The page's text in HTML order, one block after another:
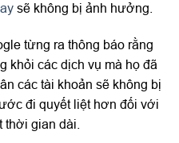
sẽ không bị ảnh hưởng.
từng ra thông báo rằng
khỏi các dịch vụ mà họ đã
các tài khoản sẽ không bị
đi quyết liệt hơn đối với
thời gian dài.